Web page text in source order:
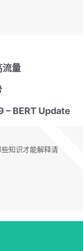
流量
– BERT Update
知识才能解释清SEO专题